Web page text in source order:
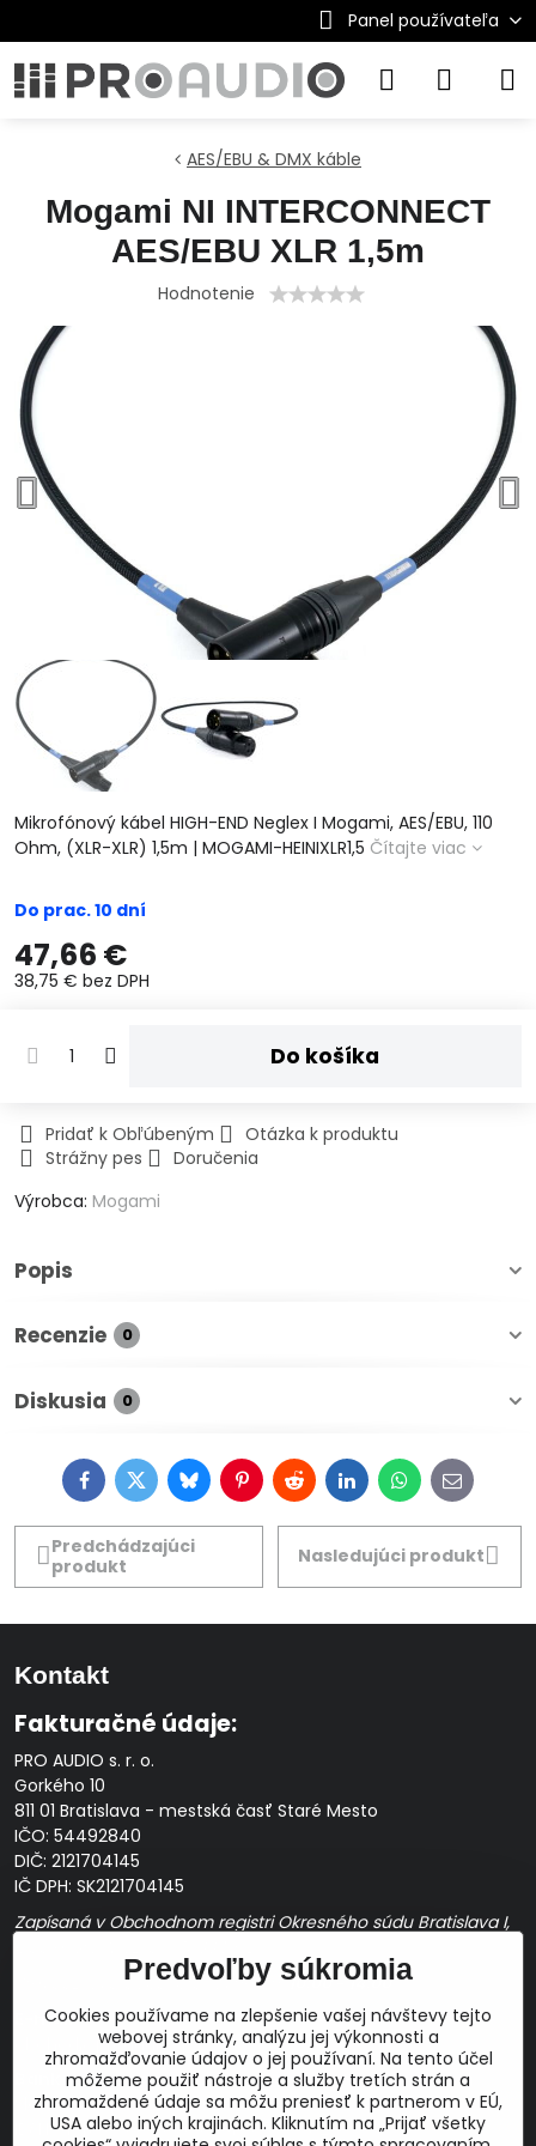
Panel používateľa
AES/EBU & DMX káble
Mogami NI INTERCONNECT
AES/EBU XLR 1,5m
Hodnotenie
Mikrofónový kábel HIGH-END Neglex I Mogami, AES/EBU, 110
Ohm, (XLR-XLR) 1,5m | MOGAMI-HEINIXLR1,5 Čítajte viac
Do prac. 10 dní
47,66 €
38,75 € bez DPH
Do košíka
Pridať k Obľúbeným
Otázka k produktu
Strážny pes
Doručenia
Výrobca: Mogami
Popis
Recenzie 0
Diskusia 0
FacebookTwitterBlueskyPinterestRedditLinkedInWhatsApp
E-
mail
Predchádzajúci
produkt
Nasledujúci produkt
Kontakt
Fakturačné údaje:
PRO AUDIO s. r. o.
Gorkého 10
811 01 Bratislava - mestská časť Staré Mesto
IČO: 54492840
DIČ: 2121704145
IČ DPH: SK2121704145
Zapísaná v Obchodnom registri Okresného súdu Bratislava I,
Prevádzková doba: pracovné dni10:00 - 14:00
E-mail:
obchod@proaudio.sk
Bankové spojenie:
Slovenská sporiteľňa, a.s.
IBAN: SK48 0900 0000 0051 9050 9782
Predvoľby súkromia
Cookies používame na zlepšenie vašej návštevy tejto
webovej stránky, analýzu jej výkonnosti a
zhromažďovanie údajov o jej používaní. Na tento účel
môžeme použiť nástroje a služby tretích strán a
zhromaždené údaje sa môžu preniesť k partnerom v EÚ,
USA alebo iných krajinách. Kliknutím na „Prijať všetky